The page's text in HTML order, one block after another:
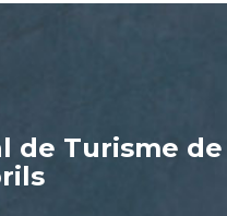
de Turisme de